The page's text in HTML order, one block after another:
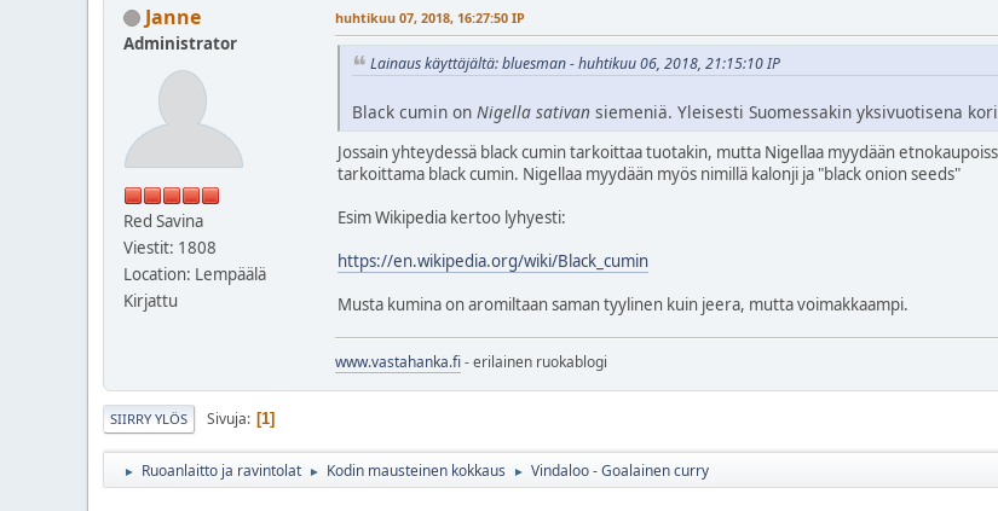
Janne
Administrator
Red Savina
Viestit: 1808
Location: Lempäälä
Kirjattu
huhtikuu 07, 2018, 16:27:50 IP
Lainaus käyttäjältä: bluesman - huhtikuu 06, 2018, 21:15:10 IP
Black cumin on Nigella sativan siemeniä. Yleisesti Suomessakin yksivuotisena
Jossain yhteydessä black cumin tarkoittaa tuotakin, mutta Nigellaa myydään
tarkoittama black cumin. Nigellaa myydään myös nimillä kalonji ja "black onion seeds"
Esim Wikipedia kertoo lyhyesti:
https://en.wikipedia.org/wiki/Black_cumin
Musta kumina on aromiltaan saman tyylinen kuin jeera, mutta voimakkaampi.
www.vastahanka.fi- erilainen ruokablogi
SIIRRY YLÖS Sivuja 1
► Ruoanlaitto ja ravintolat ► Kodin mausteinen kokkaus ► Vindaloo - Goalainen curry